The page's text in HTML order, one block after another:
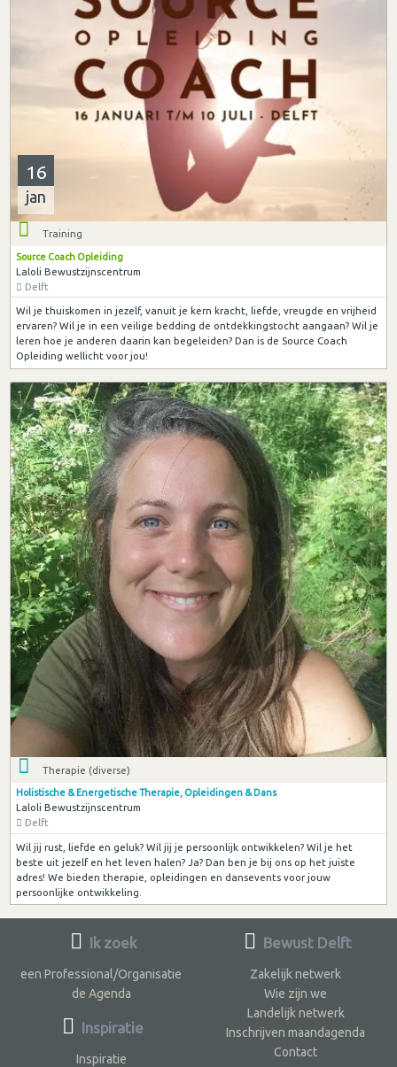
16
jan
Training
Source Coach Opleiding
Laloli Bewustzijnscentrum
Delft
Wil je thuiskomen in jezelf, vanuit je kern kracht, liefde, vreugde en vrijheid
ervaren? Wil je in een veilige bedding de ontdekkingstocht aangaan? Wil je
leren hoe je anderen daarin kan begeleiden? Dan is de Source Coach
Opleiding wellicht voor jou!
Therapie (diverse)
Holistische & Energetische Therapie, Opleidingen & Dans
Laloli Bewustzijnscentrum
Delft
Wil jij rust, liefde en geluk? Wil jij je persoonlijk ontwikkelen? Wil je het
beste uit jezelf en het leven halen? Ja? Dan ben je bij ons op het juiste
adres! We bieden therapie, opleidingen en dansevents voor jouw
persoonlijke ontwikkeling.
Ik zoek
een Professional/Organisatie
de Agenda
Inspiratie
Inspiratie
Bewust Delft
Zakelijk netwerk
Wie zijn we
Landelijk netwerk
Inschrijven maandagenda
Contact